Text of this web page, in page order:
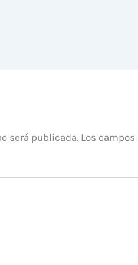
será publicada. Los